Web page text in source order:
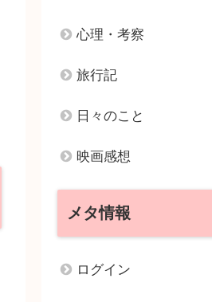
心理・考察
旅行記
日々のこと
映画感想
メタ情報
ログイン